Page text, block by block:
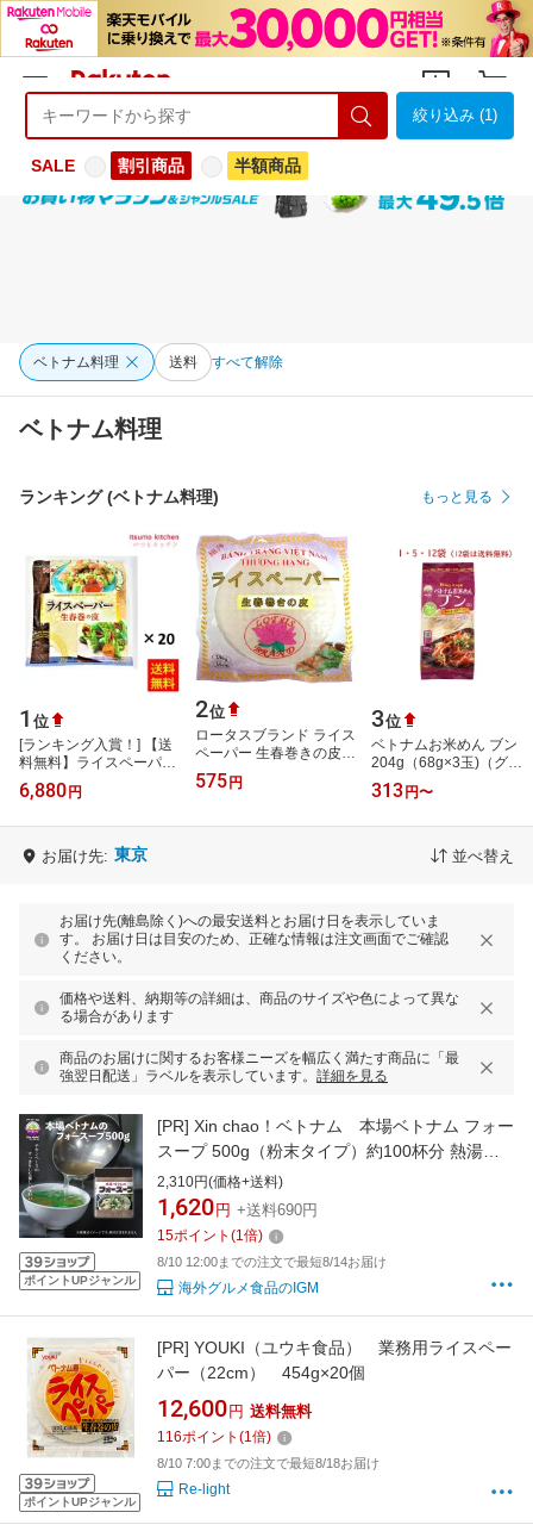
ようこそ 楽天市場へ ログイン
絞り込み (1)
SALE 割引商品 半額商品
ベトナム料理 送料 すべて解除
ベトナム料理
ランキング (ベトナム料理) もっと見る
1 位
[ランキング入賞！] 【送
料無料】ライスペーパー
約12枚入 120gx20袋 ユ
ウキ食品
6,880 円
2位
ロータスブランド ライス
ペーパー 生春巻きの皮
16cm 200g 巻きやすい極
薄タイプ フルーツ生春巻
575 円
3位
ベトナムお米めん ブン
204g（68g×3玉)（グル
テンフリーなお米麺のみ
の商品です） 本格 ベト
313 円〜
お届け先: 東京 並べ替え
お届け先(離島除く)への最安送料とお届け日を表示していま
す。 お届け日は目安のため、正確な情報は注文画面でご確認
ください。
価格や送料、納期等の詳細は、商品のサイズや色によって異な
る場合があります
商品のお届けに関するお客様ニーズを幅広く満たす商品に「最
強翌日配送」ラベルを表示しています。 詳細を見る
ポイントUPジャンル
[PR] Xin chao！ベトナム 本場ベトナム フォー
スープ 500g（粉末タイプ）約100杯分 熱湯で
溶かして使えるお手軽スープ 業務用 大容量
2,310円(価格+送料)
1,620 円 +送料690円
15ポイント (1倍)
8/10 12:00までの注文で最短8/14お届け
海外グルメ食品のIGM
ポイントUPジャンル
[PR] YOUKI（ユウキ食品） 業務用ライスペー
パー（22cm） 454g×20個
12,600 円 送料無料
116ポイント (1倍)
8/10 7:00までの注文で最短8/18お届け
Re-light